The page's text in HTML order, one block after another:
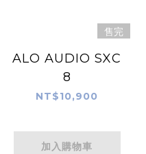
售完
ALO AUDIO SXC
8
NT$10,900
加入購物車